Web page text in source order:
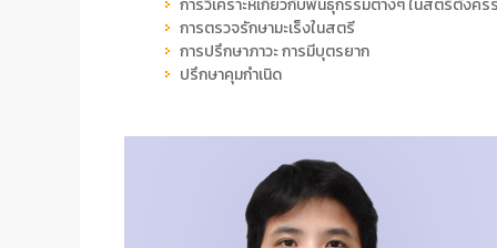
การวิเคราะห์เกี่ยวกับพันธุกรรมต่างๆ ในสตรีตั้งคร
การตรวจรักษามะเร็งในสตรี
การปรึกษาภาวะ การมีบุตรยาก
ปรึกษาคุมกำเนิด